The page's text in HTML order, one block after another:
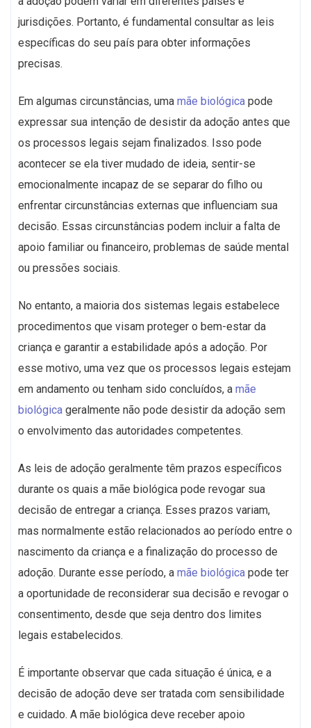
jurisdições. Portanto, é fundamental consultar as leis
específicas do seu país para obter informações
precisas.
Em algumas circunstâncias, uma mãe biológica pode
expressar sua intenção de desistir da adoção antes que
os processos legais sejam finalizados. Isso pode
acontecer se ela tiver mudado de ideia, sentir-se
emocionalmente incapaz de se separar do filho ou
enfrentar circunstâncias externas que influenciam sua
decisão. Essas circunstâncias podem incluir a falta de
apoio familiar ou financeiro, problemas de saúde mental
ou pressões sociais.
No entanto, a maioria dos sistemas legais estabelece
procedimentos que visam proteger o bem-estar da
criança e garantir a estabilidade após a adoção. Por
esse motivo, uma vez que os processos legais estejam
em andamento ou tenham sido concluídos, a mãe
biológica geralmente não pode desistir da adoção sem
o envolvimento das autoridades competentes.
As leis de adoção geralmente têm prazos específicos
durante os quais a mãe biológica pode revogar sua
decisão de entregar a criança. Esses prazos variam,
mas normalmente estão relacionados ao período entre o
nascimento da criança e a finalização do processo de
adoção. Durante esse período, a mãe biológica pode ter
a oportunidade de reconsiderar sua decisão e revogar o
consentimento, desde que seja dentro dos limites
legais estabelecidos.
É importante observar que cada situação é única, e a
decisão de adoção deve ser tratada com sensibilidade
e cuidado. A mãe biológica deve receber apoio